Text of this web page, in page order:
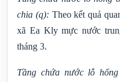
chia (q): Theo kết quả
xã Ea Kly mực nước
tháng 3.
Tầng chứa nước lỗ